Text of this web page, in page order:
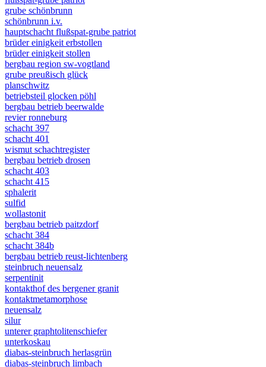
grube schönbrunn
schönbrunn i.v.
hauptschacht flußspat-grube patriot
brüder einigkeit erbstollen
brüder einigkeit stollen
bergbau region sw-vogtland
grube preußisch glück
planschwitz
betriebsteil glocken pöhl
bergbau betrieb beerwalde
revier ronneburg
schacht 397
schacht 401
wismut schachtregister
bergbau betrieb drosen
schacht 403
schacht 415
sphalerit
sulfid
wollastonit
bergbau betrieb paitzdorf
schacht 384
schacht 384b
bergbau betrieb reust-lichtenberg
steinbruch neuensalz
serpentinit
kontakthof des bergener granit
kontaktmetamorphose
neuensalz
silur
unterer graphtolitenschiefer
unterkoskau
diabas-steinbruch herlasgrün
diabas-steinbruch limbach